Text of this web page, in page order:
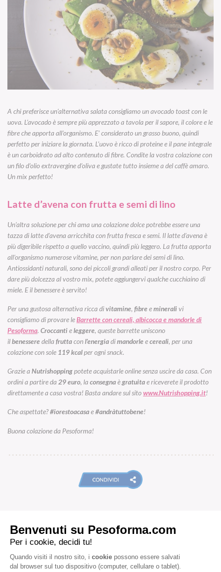
A chi preferisce un’alternativa salata consigliamo un avocado toast con le
uova. L’avocado è sempre più apprezzato a tavola per il sapore, il colore e le
fibre che apporta all’organismo. E’ considerato un grasso buono, quindi
perfetto per iniziare la giornata. L’uovo è ricco di proteine e il pane integrale
è un carboidrato ad alto contenuto di fibre. Condite la vostra colazione con
un filo d’olio extravergine d’oliva e gustate tutto insieme a del caffè amaro.
Un mix perfetto!
Latte d’avena con frutta e semi di lino
Un’altra soluzione per chi ama una colazione dolce potrebbe essere una
tazza di latte d’avena arricchita con frutta fresca e semi. Il latte d’avena è
più digeribile rispetto a quello vaccino, quindi più leggero. La frutta apporta
all’organismo numerose vitamine, per non parlare dei semi di lino.
Antiossidanti naturali, sono dei piccoli grandi alleati per il nostro corpo. Per
dare più dolcezza al vostro mix, potete aggiungervi qualche cucchiaino di
miele. E il benessere è servito!
Per una gustosa alternativa ricca divitamine, fibreemineralivi
consigliamo di provare leBarrette con cereali, albicocca e mandorle di
Pesoforma. Croccantieleggere, queste barrette uniscono
ilbenesseredellafruttaconl’energiadimandorleecereali, per una
colazione con sole 119kcalper ogni snack.
Grazie aNutrishoppingpotete acquistarle online senza uscire da casa. Con
ordini a partire da 29euro, laconsegnaègratuitae riceverete il prodotto
direttamente a casa vostra! Basta andare sul sitowww.Nutrishopping.it!
Che aspettate?#iorestoacasae#andràtuttobene!
Buona colazione da Pesoforma!
ARTICOLI CORRELATI